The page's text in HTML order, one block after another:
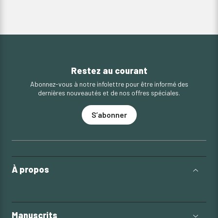
Restez au courant
Abonnez-vous à notre infolettre pour être informé des
dernières nouveautés et de nos offres spéciales.
S’abonner
À propos
Manuscrits